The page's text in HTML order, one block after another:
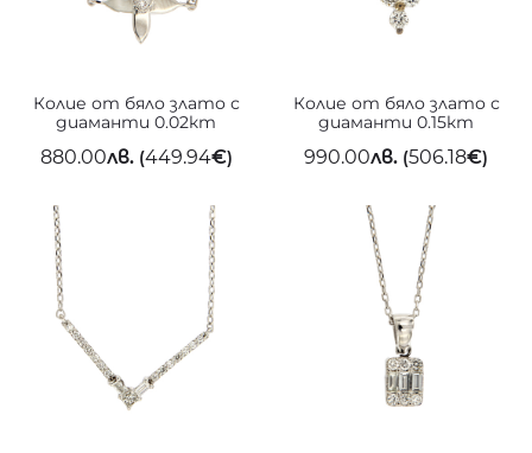
Колие от бяло злато с
диаманти 0.02кт
880.00лв.(449.94€)
Колие от бяло злато с
диаманти 0.15кт
990.00лв. (506.18€)